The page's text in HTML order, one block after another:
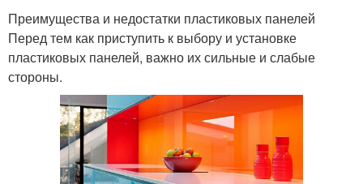
Преимущества и недостатки пластиковых панелей
Перед тем как приступить к выбору и установке
пластиковых панелей, важно их сильные и слабые
стороны.